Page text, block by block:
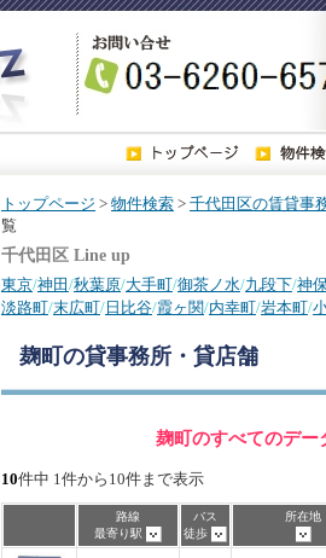
トップページ > 物件検索 > 千代田区の賃貸事
覧
千代田区 Line up
東京/神田 /秋葉原/大手町 /御茶ノ水/九段下/神保
淡路町 /末広町 / 日比谷/霞ヶ関/内幸町 /岩本町 /
麹町 の貸事務所・貸店舗
麹町のすべてのデー
10件中 1件から10件まで表示
路線
最寄り駅
バス
徒歩
所在地